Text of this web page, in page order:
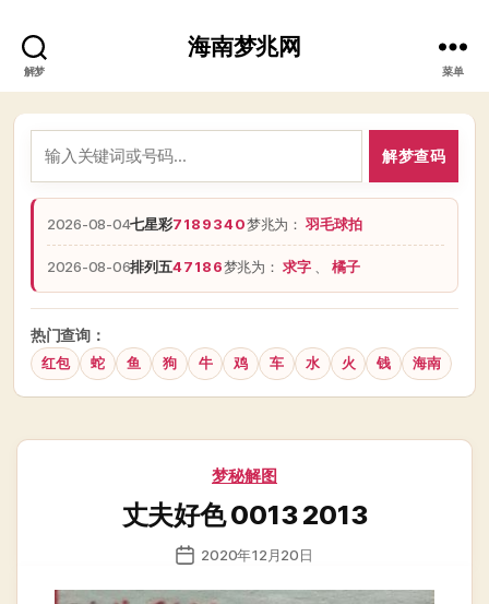
解梦
海南梦兆网
菜单
解梦查码
2026-08-04七星彩7189340梦兆为：羽毛球拍
2026-08-06排列五47186梦兆为：求字 橘子
热门查询：
红包 蛇 鱼 狗 牛 鸡 车 水 火 钱 海南
分
梦秘解图
丈夫好色 0013 2013
发
日
2020年12月20日